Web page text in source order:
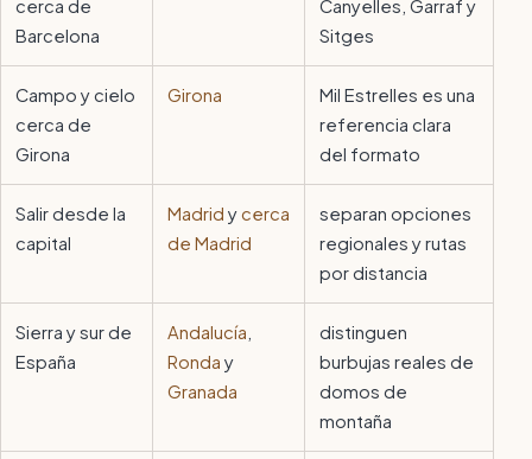
cerca de
Barcelona
Canyelles, Garraf y
Sitges
Campo y cielo
cerca de
Girona
Girona
Mil Estrelles es una
referencia clara
del formato
Salir desde la
capital
Madrid ycerca
de Madrid
separan opciones
regionales y rutas
por distancia
Sierra y sur de
España
Andalucía
Ronda y
Granada
distinguen
burbujas reales de
domos de
montaña